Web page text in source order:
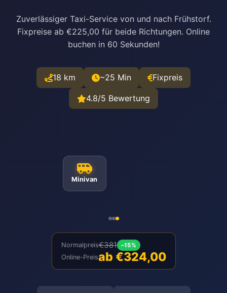
Zuverlässiger Taxi-Service von und nach Frühstorf.
Fixpreise ab €225,00 für beide Richtungen. Online
buchen in 60 Sekunden!
18 km ~25 Min Fixpreis
4.8/5 Bewertung
Minivan
Normalpreis€381 –15%
Online-Preisab €324,00